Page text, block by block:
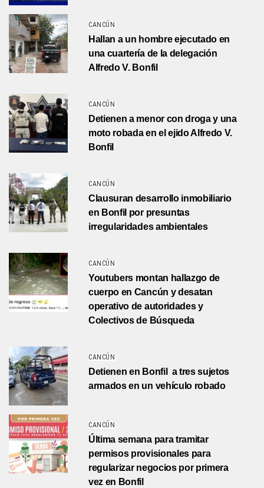
CANCÚN
Hallan a un hombre ejecutado en
una cuartería de la delegación
Alfredo V. Bonfil
CANCÚN
Detienen a menor con droga y una
moto robada en el ejido Alfredo V.
Bonfil
CANCÚN
Clausuran desarrollo inmobiliario
en Bonfil por presuntas
irregularidades ambientales
CANCÚN
Youtubers montan hallazgo de
cuerpo en Cancún y desatan
operativo de autoridades y
Colectivos de Búsqueda
CANCÚN
Detienen en Bonfil a tres sujetos
armados en un vehículo robado
CANCÚN
Última semana para tramitar
permisos provisionales para
regularizar negocios por primera
vez en Bonfil